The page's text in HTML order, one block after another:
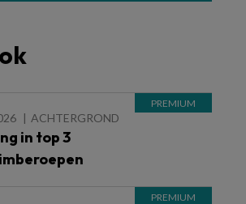
ACHTERGROND
in top 3